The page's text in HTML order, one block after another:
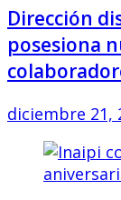
Dirección
posesiona
diciembre 21,